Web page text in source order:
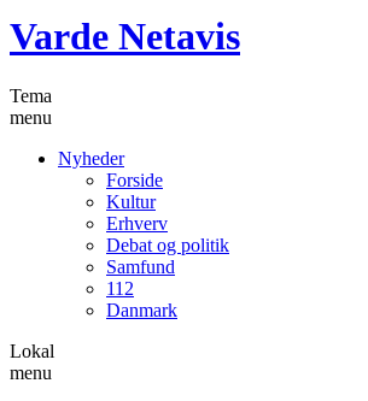
Varde Netavis
Tema
menu
Nyheder
Forside
Kultur
Erhverv
Debat og politik
Samfund
112
Danmark
Lokal
menu